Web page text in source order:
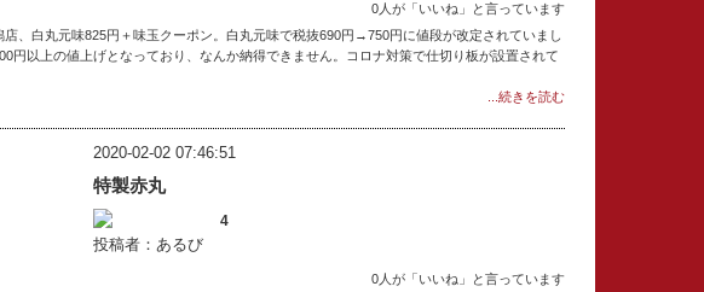
0人が「いいね」と言っています
店、白丸元味825円＋味玉クーポン。白丸元味で税抜690円→750円に値段が改定されていまし
円以上の値上げとなっており、なんか納得できません。コロナ対策で仕切り板が設置されて
...続きを読む
2020-02-02 07:46:51
特製赤丸
4
投稿者：あるび
0人が「いいね」と言っています